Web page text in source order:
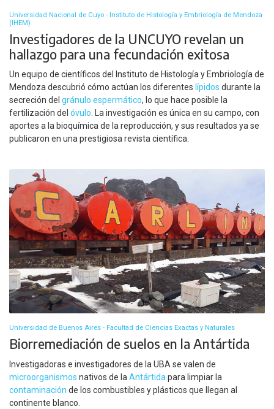
Universidad Nacional de Cuyo - Instituto de Histología y Embriología de Mendoza
(IHEM)
Investigadores de la UNCUYO revelan un
hallazgo para una fecundación exitosa
Un equipo de científicos del Instituto de Histología y Embriología de
Mendoza descubrió cómo actúan los diferentes lípidos durante la
secreción del gránulo espermático, lo que hace posible la
fertilización del óvulo. La investigación es única en su campo, con
aportes a la bioquímica de la reproducción, y sus resultados ya se
publicaron en una prestigiosa revista científica.
Universidad de Buenos Aires - Facultad de Ciencias Exactas y Naturales
Biorremediación de suelos en la Antártida
Investigadoras e investigadores de la UBA se valen de
microorganismos nativos de la Antártida para limpiar la
contaminación de los combustibles y plásticos que llegan al
continente blanco.